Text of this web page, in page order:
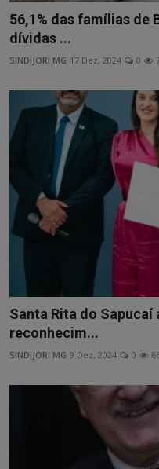
56,1% das famílias de
dívidas ...
SINDIJORI MG 17 Dez, 2024 0
Santa Rita do
reconhecim...
SINDIJORI MG 9 Dez, 2024 0